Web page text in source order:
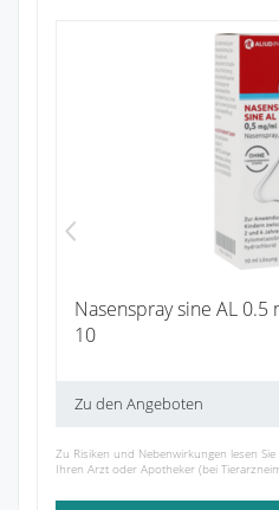
Nasenspray sine AL 0.5
10
Zu den Angeboten
Zu Risiken und Nebenwirkungen lesen
Ihren Arzt oder Apotheker (bei